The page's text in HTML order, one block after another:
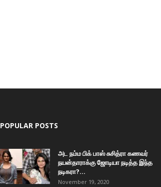
POPULAR POSTS
அட நம்ம பிக் பாஸ் சுசித்ரா கணவர்
நயன்தாராக்கு ஜோடியா நடித்த இந்த
நடிகரா?...
November 19, 2020